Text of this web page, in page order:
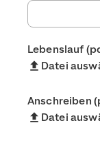
Lebenslauf
Datei
Anschreiben
Datei